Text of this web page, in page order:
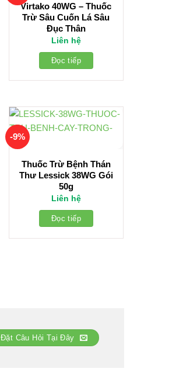
Virtako 40WG – Thuốc
Trừ Sâu Cuốn Lá Sâu
Đục Thân
Liên hệ
Đọc tiếp
-9%
Thuốc Trừ Bệnh Thán
Thư Lessick 38WG Gói
50g
Liên hệ
Đọc tiếp
Đặt Câu Hỏi Tại Đây